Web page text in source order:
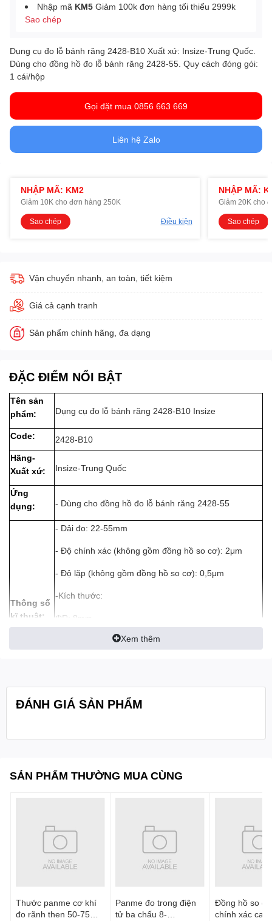
Nhập mã KM5 Giảm 100k đơn hàng tối thiểu 2999k
Sao chép
Dụng cụ đo lỗ bánh răng 2428-B10 Xuất xứ: Insize-Trung Quốc.
Dùng cho đồng hồ đo lỗ bánh răng 2428-55. Quy cách đóng gói:
1 cái/hộp
Gọi đặt mua 0856 663 669
Liên hệ Zalo
NHẬP MÃ: KM2
Giảm 10K cho đơn hàng 250K
Sao chép Điều kiện
NHẬP MÃ:
Giảm 20K cho
Sao chép
Vận chuyển nhanh, an toàn, tiết kiệm
Giá cả cạnh tranh
Sản phẩm chính hãng, đa dạng
ĐẶC ĐIỂM NỔI BẬT
Tên sản
phẩm:
Dụng cụ đo lỗ bánh răng 2428-B10 Insize
Code: 2428-B10
Hãng-
Xuất xứ:
Insize-Trung Quốc
Ứng
dụng:
- Dùng cho đồng hồ đo lỗ bánh răng 2428-55
Thông số
kĩ thuật:
- Dải đo: 22-55mm
- Độ chính xác (không gồm đồng hồ so cơ): 2μm
- Độ lặp (không gồm đồng hồ so cơ): 0,5μm
-Kích thước:
ΦR: 8mm
Ren cho đầu bi: M2.5mm
- Kích thước đầu bi: 10mm
1 cái/hộp
Xem thêm
ĐÁNH GIÁ SẢN PHẨM
SẢN PHẨM THƯỜNG MUA CÙNG
Thước panme cơ khí
đo rãnh then 50-75
Panme đo trong điện
tử ba chấu 8-
Đồng hồ so
chính xác cao